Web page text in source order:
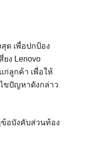
ด เพื่อปกป้อง
ง Lenovo
ก่ลูกค้า เพื่อให้
ขปัญหาดังกล่าว
อบังคับส่วนท้อง